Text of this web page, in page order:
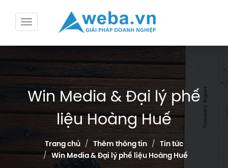
Win Media & Đại lý phế
liệu Hoàng Huế
Trang chủ Thêm thông tin
Tin tức
Win Media & Đại lý phế liệu Hoàng Huế